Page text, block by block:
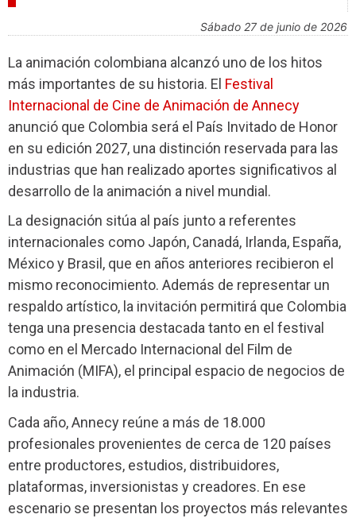
sábado 27 de junio de 2026
La animación colombiana alcanzó uno de los hitos
más importantes de su historia. El Festival
Internacional de Cine de Animación de Annecy
anunció que Colombia será el País Invitado de Honor
en su edición 2027, una distinción reservada para las
industrias que han realizado aportes significativos al
desarrollo de la animación a nivel mundial.
La designación sitúa al país junto a referentes
internacionales como Japón, Canadá, Irlanda, España,
México y Brasil, que en años anteriores recibieron el
mismo reconocimiento. Además de representar un
respaldo artístico, la invitación permitirá que Colombia
tenga una presencia destacada tanto en el festival
como en el Mercado Internacional del Film de
Animación (MIFA), el principal espacio de negocios de
la industria.
Cada año, Annecy reúne a más de 18.000
profesionales provenientes de cerca de 120 países
entre productores, estudios, distribuidores,
plataformas, inversionistas y creadores. En ese
escenario se presentan los proyectos más relevantes